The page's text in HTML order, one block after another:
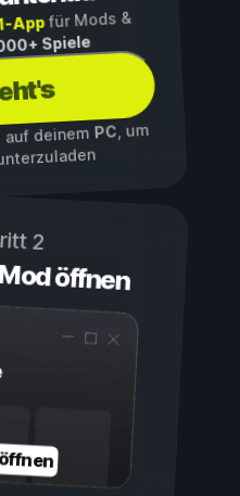
Appfür Mods &
Spiele
auf deinemPC, um
2
öffnen